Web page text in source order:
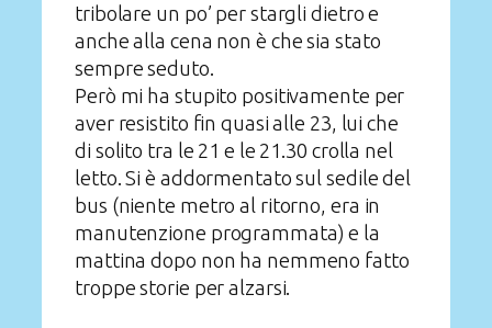
tribolare un po’ per stargli dietro e
anche alla cena non è che sia stato
sempre seduto.
Però mi ha stupito positivamente per
aver resistito fin quasi alle 23, lui che
di solito tra le 21 e le 21.30 crolla nel
letto. Si è addormentato sul sedile del
bus (niente metro al ritorno, era in
manutenzione programmata) e la
mattina dopo non ha nemmeno fatto
troppe storie per alzarsi.